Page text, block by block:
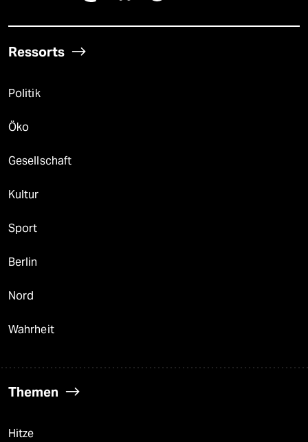
Ressorts
Politik
Öko
Gesellschaft
Kultur
Sport
Berlin
Nord
Wahrheit
Themen
Hitze